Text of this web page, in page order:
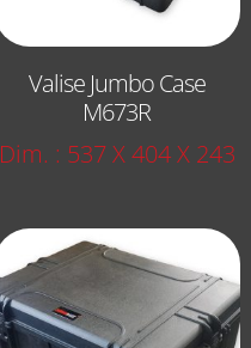
Valise Jumbo Case
M673R
Dim. : 537 X 404 X 243